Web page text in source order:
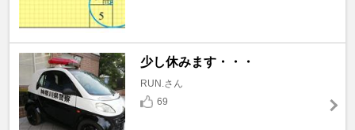
少し休みます・・・
RUN.さん
69